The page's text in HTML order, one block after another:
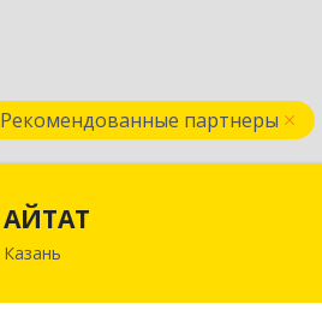
Рекомендованные партнеры
АЙТАТ
Казань420097, Татарстан Респ, г.о.